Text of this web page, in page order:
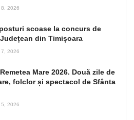
8, 2026
scoase la concurs de
din Timișoara
7, 2026
Mare 2026. Două zile de
folclor și spectacol de Sfânta
5, 2026